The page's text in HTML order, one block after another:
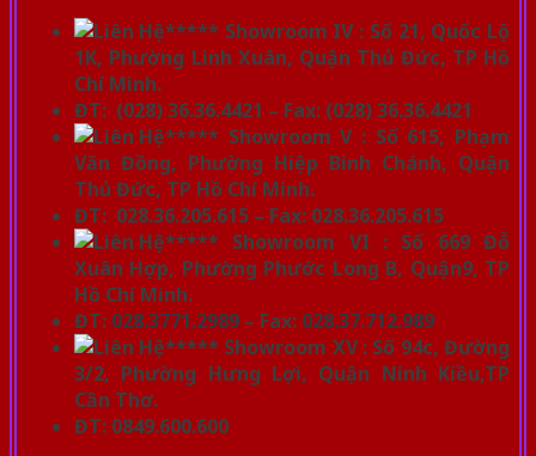
***** Showroom IV : Số 21, Quốc Lộ
1K, Phường Linh Xuân, Quận Thủ Đức, TP Hồ
Chí Minh.
ĐT: (028) 36.36.4421 – Fax: (028) 36.36.4421
***** Showroom V : Số 615, Phạm
Văn Đồng, Phường Hiệp Bình Chánh, Quận
Thủ Đức, TP Hồ Chí Minh.
ĐT: 028.36.205.615 – Fax: 028.36.205.615
***** Showroom VI : Số 669 Đỗ
Xuân Hợp, Phường Phước Long B, Quận9, TP
Hồ Chí Minh.
ĐT: 028.3771.2989 – Fax: 028.37.712.989
***** Showroom XV : Số 94c, Đường
3/2, Phường Hưng Lợi, Quận Ninh Kiều,TP
Cần Thơ.
ĐT: 0849.600.600